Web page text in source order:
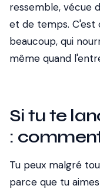
ressemble, vécue
et de temps. C'est
beaucoup, qui
même quand
Si tu te
:
Tu peux malgré
parce que tu